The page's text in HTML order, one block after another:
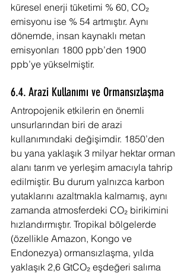
küresel enerji tüketimi % 60, CO₂
emisyonu ise % 54 artmıştır. Aynı
dönemde, insan kaynaklı metan
emisyonları 1800 ppb’den 1900
ppb’ye yükselmiştir.
6.4. Arazi Kullanımı ve Ormansızlaşma
Antropojenik etkilerin en önemli
unsurlarından biri de arazi
kullanımındaki değişimdir. 1850’den
bu yana yaklaşık 3 milyar hektar orman
alanı tarım ve yerleşim amacıyla tahrip
edilmiştir. Bu durum yalnızca karbon
yutaklarını azaltmakla kalmamış, aynı
zamanda atmosferdeki CO₂ birikimini
hızlandırmıştır. Tropikal bölgelerde
(özellikle Amazon, Kongo ve
Endonezya) ormansızlaşma, yılda
yaklaşık 2,6 GtCO₂ eşdeğeri salıma